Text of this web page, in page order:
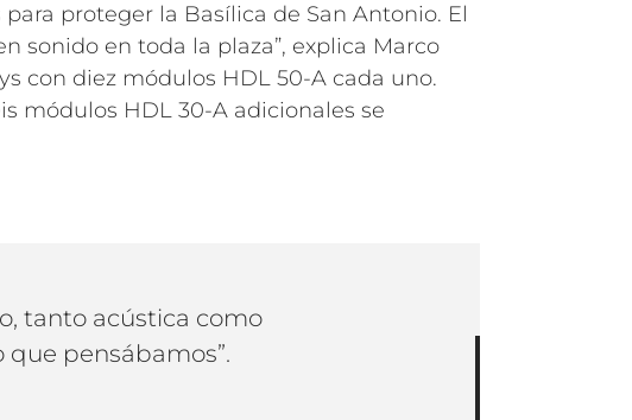
proteger la Basílica de San Antonio. El
sonido en toda la plaza”, explica Marco
con diez módulos HDL 50-A cada uno.
módulos HDL 30-A adicionales se
tanto acústica como
pensábamos”.